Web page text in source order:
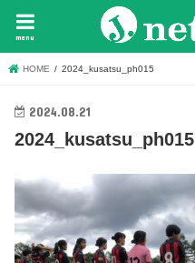
menu
HOME 2024_kusatsu_ph015
2024.08.21
2024_kusatsu_ph015